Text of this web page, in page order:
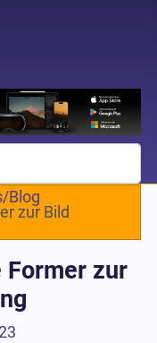
Blog
zur Bild
Former zur